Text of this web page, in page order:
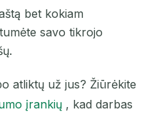
bet kokiam
savo tikrojo
atliktų už jus? Žiūrėkite
įrankių , kad darbas